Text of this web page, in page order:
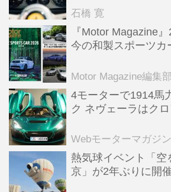
石橋 寛
『Motor Magazine
今の和製スポーツカ
Motor Magazine編集部
4モーターで1914馬
ク ネヴェーラはク
全版／115】
Webモーターマガジ
熱気球イベント「空
京」が2年ぶりに開